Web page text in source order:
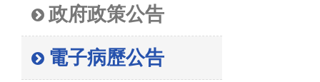
政府政策公告
電子病歷公告